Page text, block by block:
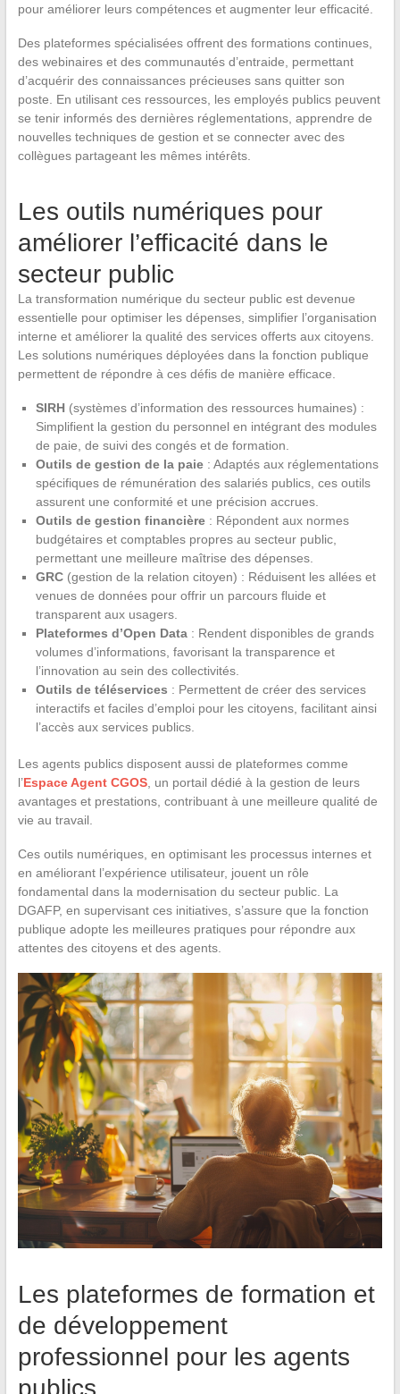
pour améliorer leurs compétences et augmenter leur efficacité.
Des plateformes spécialisées offrent des formations continues,
des webinaires et des communautés d’entraide, permettant
d’acquérir des connaissances précieuses sans quitter son
poste. En utilisant ces ressources, les employés publics peuvent
se tenir informés des dernières réglementations, apprendre de
nouvelles techniques de gestion et se connecter avec des
collègues partageant les mêmes intérêts.
Les outils numériques pour
améliorer l’efficacité dans le
secteur public
La transformation numérique du secteur public est devenue
essentielle pour optimiser les dépenses, simplifier l’organisation
interne et améliorer la qualité des services offerts aux citoyens.
Les solutions numériques déployées dans la fonction publique
permettent de répondre à ces défis de manière efficace.
SIRH(systèmes d’information des ressources humaines) :
Simplifient la gestion du personnel en intégrant des modules
de paie, de suivi des congés et de formation.
Outils de gestion de la paie: Adaptés aux réglementations
spécifiques de rémunération des salariés publics, ces outils
assurent une conformité et une précision accrues.
Outils de gestion financière: Répondent aux normes
budgétaires et comptables propres au secteur public,
permettant une meilleure maîtrise des dépenses.
GRC(gestion de la relation citoyen) : Réduisent les allées et
venues de données pour offrir un parcours fluide et
transparent aux usagers.
Plateformes d’Open Data: Rendent disponibles de grands
volumes d’informations, favorisant la transparence et
l’innovation au sein des collectivités.
Outils de téléservices : Permettent de créer des services
interactifs et faciles d’emploi pour les citoyens, facilitant ainsi
l’accès aux services publics.
Les agents publics disposent aussi de plateformes comme
l’Espace Agent CGOS, un portail dédié à la gestion de leurs
avantages et prestations, contribuant à une meilleure qualité de
vie au travail.
Ces outils numériques, en optimisant les processus internes et
en améliorant l’expérience utilisateur, jouent un rôle
fondamental dans la modernisation du secteur public. La
DGAFP, en supervisant ces initiatives, s’assure que la fonction
publique adopte les meilleures pratiques pour répondre aux
attentes des citoyens et des agents.
Les plateformes de formation et
de développement
professionnel pour les agents
publics